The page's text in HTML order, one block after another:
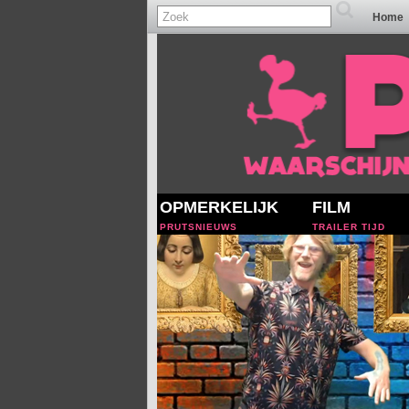
Home
OPMERKELIJK
PRUTSNIEUWS
FILM
TRAILER TIJD